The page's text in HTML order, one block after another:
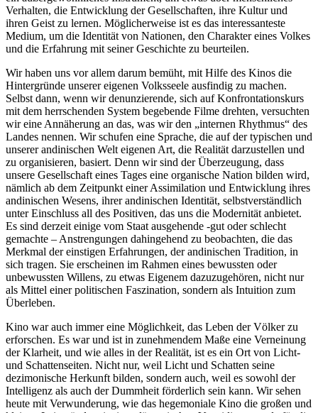
Verhalten, die Entwicklung der Gesellschaften, ihre Kultur und
ihren Geist zu lernen. Möglicherweise ist es das interessanteste
Medium, um die Identität von Nationen, den Charakter eines Volkes
und die Erfahrung mit seiner Geschichte zu beurteilen.
Wir haben uns vor allem darum bemüht, mit Hilfe des Kinos die
Hintergründe unserer eigenen Volksseele ausfindig zu machen.
Selbst dann, wenn wir denunzierende, sich auf Konfrontationskurs
mit dem herrschenden System begebende Filme drehten, versuchten
wir eine Annäherung an das, was wir den „internen Rhythmus“ des
Landes nennen. Wir schufen eine Sprache, die auf der typischen und
unserer andinischen Welt eigenen Art, die Realität darzustellen und
zu organisieren, basiert. Denn wir sind der Überzeugung, dass
unsere Gesellschaft eines Tages eine organische Nation bilden wird,
nämlich ab dem Zeitpunkt einer Assimilation und Entwicklung ihres
andinischen Wesens, ihrer andinischen Identität, selbstverständlich
unter Einschluss all des Positiven, das uns die Modernität anbietet.
Es sind derzeit einige vom Staat ausgehende -gut oder schlecht
gemachte – Anstrengungen dahingehend zu beobachten, die das
Merkmal der einstigen Erfahrungen, der andinischen Tradition, in
sich tragen. Sie erscheinen im Rahmen eines bewussten oder
unbewussten Willens, zu etwas Eigenem dazuzugehören, nicht nur
als Mittel einer politischen Faszination, sondern als Intuition zum
Überleben.
Kino war auch immer eine Möglichkeit, das Leben der Völker zu
erforschen. Es war und ist in zunehmendem Maße eine Verneinung
der Klarheit, und wie alles in der Realität, ist es ein Ort von Licht-
und Schattenseiten. Nicht nur, weil Licht und Schatten seine
dezimonische Herkunft bilden, sondern auch, weil es sowohl der
Intelligenz als auch der Dummheit förderlich sein kann. Wir sehen
heute mit Verwunderung, wie das hegemoniale Kino die großen und